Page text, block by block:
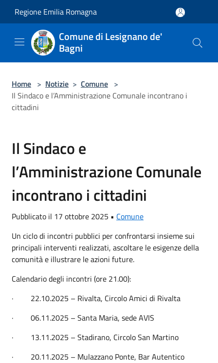
Regione Emilia Romagna
Comune di Lesignano de'
Bagni
Home > Notizie > Comune >
Il Sindaco e l’Amministrazione Comunale incontrano i
cittadini
Il Sindaco e
l’Amministrazione Comunale
incontrano i cittadini
Pubblicato il 17 ottobre 2025 • Comune
Un ciclo di incontri pubblici per confrontarsi insieme sui
principali interventi realizzati, ascoltare le esigenze della
comunità e illustrare le azioni future.
Calendario degli incontri (ore 21.00):
· 22.10.2025 – Rivalta, Circolo Amici di Rivalta
· 06.11.2025 – Santa Maria, sede AVIS
· 13.11.2025 – Stadirano, Circolo San Martino
· 20.11.2025 – Mulazzano Ponte, Bar Autentico